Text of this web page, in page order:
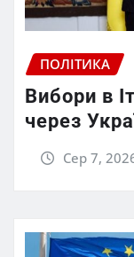
ПОЛІТИКА
Вибори в
через
Сер 7,